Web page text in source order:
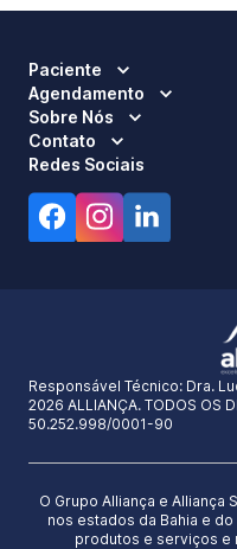
Paciente
Agendamento
Sobre Nós
Contato
Redes Sociais
Responsável Técnico: Dra.
2026 ALLIANÇA. TODOS OS
50.252.998/0001-90
O Grupo Alliança e Alliança
nos estados da Bahia e
produtos e serviços e